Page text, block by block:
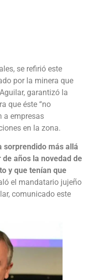
se refirió este
por la minera que
garantizó la
que éste “no
a empresas
en la zona.
sorprendido más allá
años la novedad de
y que tenían que
el mandatario jujeño
comunicado este